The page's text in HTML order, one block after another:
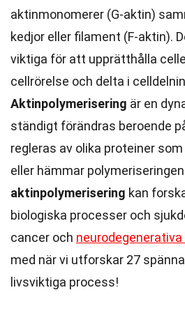
aktinmonomerer (G-aktin)
kedjor eller filament (F-aktin).
viktiga för att upprätthålla
cellrörelse och delta i
Aktinpolymerisering är en
ständigt förändras beroende
regleras av olika proteiner
eller hämmar
aktinpolymerisering kan
biologiska processer och
cancer och
med när vi utforskar 27
livsviktiga process!